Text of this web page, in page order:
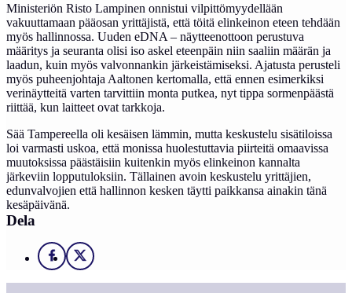
Ministeriön Risto Lampinen onnistui vilpittömyydellään
vakuuttamaan pääosan yrittäjistä, että töitä elinkeinon eteen tehdään
myös hallinnossa. Uuden eDNA – näytteenottoon perustuva
määritys ja seuranta olisi iso askel eteenpäin niin saaliin määrän ja
laadun, kuin myös valvonnankin järkeistämiseksi. Ajatusta perusteli
myös puheenjohtaja Aaltonen kertomalla, että ennen esimerkiksi
verinäytteitä varten tarvittiin monta putkea, nyt tippa sormenpäästä
riittää, kun laitteet ovat tarkkoja.
Sää Tampereella oli kesäisen lämmin, mutta keskustelu sisätiloissa
loi varmasti uskoa, että monissa huolestuttavia piirteitä omaavissa
muutoksissa päästäisiin kuitenkin myös elinkeinon kannalta
järkeviin lopputuloksiin. Tällainen avoin keskustelu yrittäjien,
edunvalvojien että hallinnon kesken täytti paikkansa ainakin tänä
kesäpäivänä.
Dela
Facebook
X